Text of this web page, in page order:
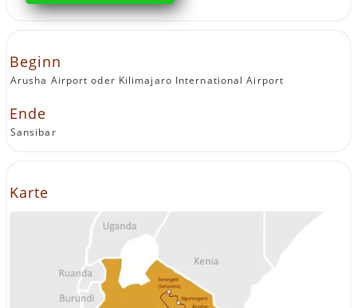
Beginn
Arusha Airport oder Kilimajaro International Airport
Ende
Sansibar
Karte